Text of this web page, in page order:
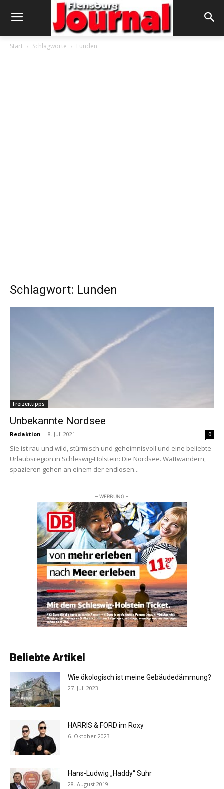
Start Schlagworte Lunden
Schlagwort: Lunden
Freizeittipps
Unbekannte Nordsee
Redaktion - 8. Juli 2021 0
Sie ist rau und wild, stürmisch und geheimnisvoll und eine beliebte
Urlaubsregion in Schleswig-Holstein: Die Nordsee. Wattwandern,
spazieren gehen an einem der endlosen...
– WERBUNG –
Beliebte Artikel
Wie ökologisch ist meine Gebäudedämmung?
27. Juli 2023
HARRIS & FORD im Roxy
6. Oktober 2023
Hans-Ludwig „Haddy“ Suhr
28. August 2019